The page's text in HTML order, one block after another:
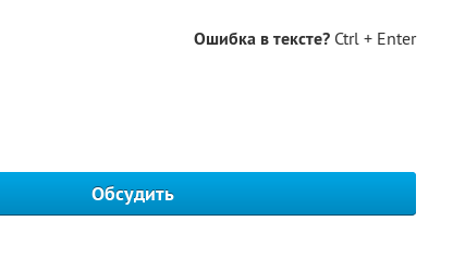
Ошибка в тексте? Ctrl + Enter
Обсудить